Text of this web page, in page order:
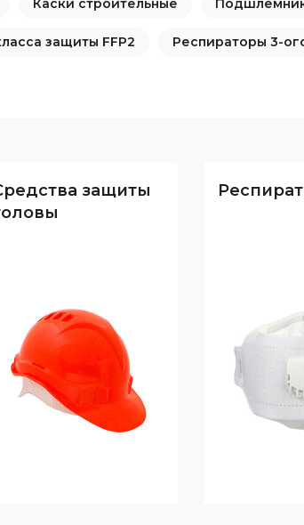
Каски строительные
защиты FFP2 Респираторы 3-
защиты